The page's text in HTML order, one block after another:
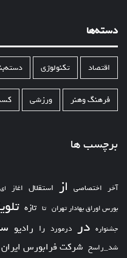
دسته‌ها
اقتصاد تکنولوژی
فرهنگ وهنر ورزشی
برچسب ها
آخر اختصاصی از استقلال اغاز ای
بورس اوراق بهادار تهران تا تازه
جشنواره در درمورد را رادیو
شد_راسخ شرکت فرابورس ایران